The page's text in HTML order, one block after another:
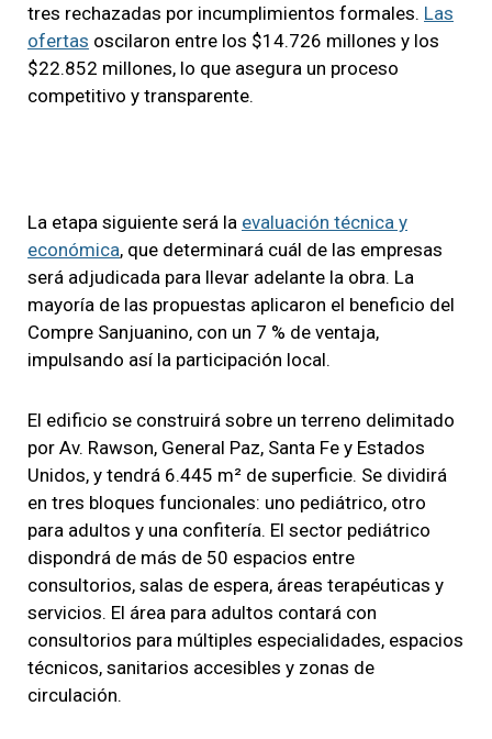
tres rechazadas por incumplimientos formales. Las
ofertas oscilaron entre los $14.726 millones y los
$22.852 millones, lo que asegura un proceso
competitivo y transparente.
La etapa siguiente será la evaluación técnica y
económica, que determinará cuál de las empresas
será adjudicada para llevar adelante la obra. La
mayoría de las propuestas aplicaron el beneficio del
Compre Sanjuanino, con un 7 % de ventaja,
impulsando así la participación local.
El edificio se construirá sobre un terreno delimitado
por Av. Rawson, General Paz, Santa Fe y Estados
Unidos, y tendrá 6.445 m² de superficie. Se dividirá
en tres bloques funcionales: uno pediátrico, otro
para adultos y una confitería. El sector pediátrico
dispondrá de más de 50 espacios entre
consultorios, salas de espera, áreas terapéuticas y
servicios. El área para adultos contará con
consultorios para múltiples especialidades, espacios
técnicos, sanitarios accesibles y zonas de
circulación.